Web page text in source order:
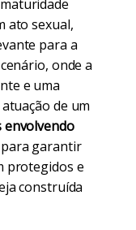
ato sexual,
para a
onde a
e uma
de um
envolvendo
garantir
protegidos e
construída